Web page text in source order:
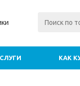
КАК